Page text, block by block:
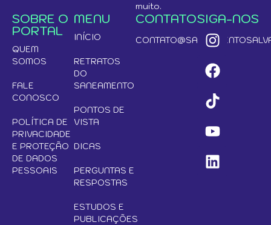
muito.
SOBRE O
PORTAL
QUEM
SOMOS
FALE
CONOSCO
POLÍTICA DE
PRIVACIDADE
E PROTEÇÃO
DE DADOS
PESSOAIS
MENU
INÍCIO
RETRATOS
DO
SANEAMENTO
PONTOS DE
VISTA
DICAS
PERGUNTAS E
RESPOSTAS
ESTUDOS E
PUBLICAÇÕES
CONTATOSIGA-NOS